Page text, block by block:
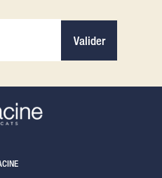
Valider